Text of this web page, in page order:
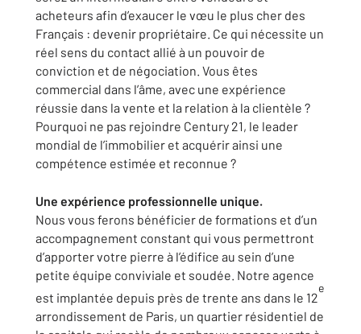
acheteurs afin d’exaucer le vœu le plus cher des
Français : devenir propriétaire. Ce qui nécessite un
réel sens du contact allié à un pouvoir de
conviction et de négociation. Vous êtes
commercial dans l’âme, avec une expérience
réussie dans la vente et la relation à la clientèle ?
Pourquoi ne pas rejoindre Century 21, le leader
mondial de l’immobilier et acquérir ainsi une
compétence estimée et reconnue ?
Une expérience professionnelle unique.
Nous vous ferons bénéficier de formations et d’un
accompagnement constant qui vous permettront
d’apporter votre pierre à l’édifice au sein d’une
petite équipe conviviale et soudée. Notre agence
est implantée depuis près de trente ans dans le 12
e
arrondissement de Paris, un quartier résidentiel de